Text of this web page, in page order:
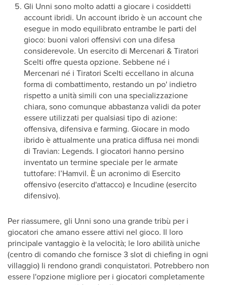
Gli Unni sono molto adatti a giocare i cosiddetti
account ibridi. Un account ibrido è un account che
esegue in modo equilibrato entrambe le parti del
gioco: buoni valori offensivi con una difesa
considerevole. Un esercito di Mercenari & Tiratori
Scelti offre questa opzione. Sebbene né i
Mercenari né i Tiratori Scelti eccellano in alcuna
forma di combattimento, restando un po' indietro
rispetto a unità simili con una specializzazione
chiara, sono comunque abbastanza validi da poter
essere utilizzati per qualsiasi tipo di azione:
offensiva, difensiva e farming. Giocare in modo
ibrido è attualmente una pratica diffusa nei mondi
di Travian: Legends. I giocatori hanno persino
inventato un termine speciale per le armate
tuttofare: l’Hamvil. È un acronimo di Esercito
offensivo (esercito d'attacco) e Incudine (esercito
difensivo).
Per riassumere, gli Unni sono una grande tribù per i
giocatori che amano essere attivi nel gioco. Il loro
principale vantaggio è la velocità; le loro abilità uniche
(centro di comando che fornisce 3 slot di chiefing in ogni
villaggio) li rendono grandi conquistatori. Potrebbero non
essere l'opzione migliore per i giocatori completamente